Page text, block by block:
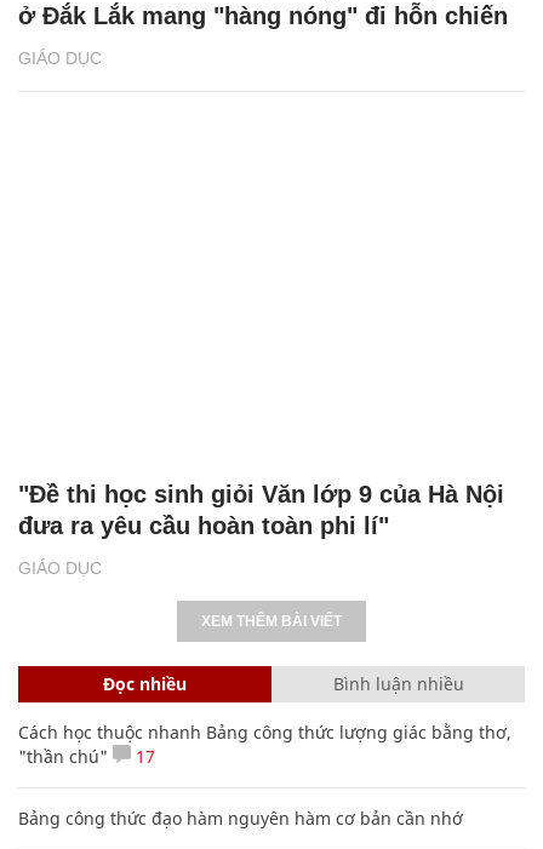
GIÁO DỤC
ở Đắk Lắk mang "hàng nóng" đi hỗn chiến
GIÁO DỤC
"Đề thi học sinh giỏi Văn lớp 9 của Hà Nội
đưa ra yêu cầu hoàn toàn phi lí"
XEM THÊM BÀI VIẾT
Đọc nhiều Bình luận nhiều
Cách học thuộc nhanh Bảng công thức lượng giác bằng thơ,
"thần chú"
17
Bảng công thức đạo hàm nguyên hàm cơ bản cần nhớ